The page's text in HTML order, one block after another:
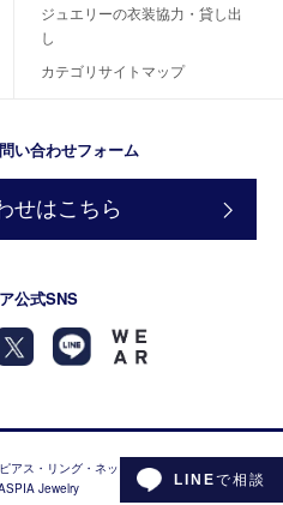
LINEで相談
ジュエリーの衣装協力・貸し出
し
カテゴリサイトマップ
い合わせフォーム
せはこちら
公式SNS
ス・リング・ネックレスなどジュエリーブ
Jewelry